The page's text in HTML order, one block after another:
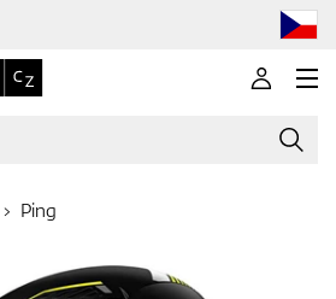
Značky
Ping